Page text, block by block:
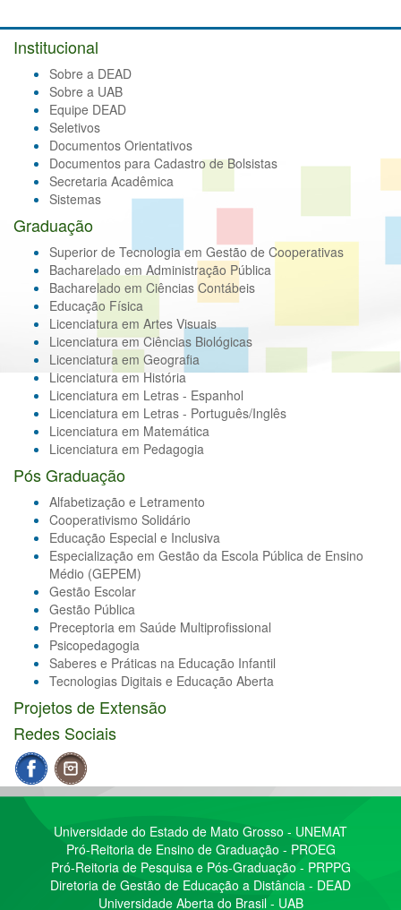
Institucional
Sobre a DEAD
Sobre a UAB
Equipe DEAD
Seletivos
Documentos Orientativos
Documentos para Cadastro de Bolsistas
Secretaria Acadêmica
Sistemas
Graduação
Superior de Tecnologia em Gestão de Cooperativas
Bacharelado em Administração Pública
Bacharelado em Ciências Contábeis
Educação Física
Licenciatura em Artes Visuais
Licenciatura em Ciências Biológicas
Licenciatura em Geografia
Licenciatura em História
Licenciatura em Letras - Espanhol
Licenciatura em Letras - Português/Inglês
Licenciatura em Matemática
Licenciatura em Pedagogia
Pós Graduação
Alfabetização e Letramento
Cooperativismo Solidário
Educação Especial e Inclusiva
Especialização em Gestão da Escola Pública de Ensino
Médio (GEPEM)
Gestão Escolar
Gestão Pública
Preceptoria em Saúde Multiprofissional
Psicopedagogia
Saberes e Práticas na Educação Infantil
Tecnologias Digitais e Educação Aberta
Projetos de Extensão
Redes Sociais
Universidade do Estado de Mato Grosso - UNEMAT
Pró-Reitoria de Ensino de Graduação - PROEG
Pró-Reitoria de Pesquisa e Pós-Graduação - PRPPG
Diretoria de Gestão de Educação a Distância - DEAD
Universidade Aberta do Brasil - UAB